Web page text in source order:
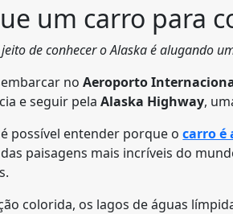
um carro para
de conhecer o Alaska é alugando
noAeroporto
e seguir pelaAlaska Highway,
possível entender porque ocarro é
paisagens mais incríveis do
colorida, os lagos de águas